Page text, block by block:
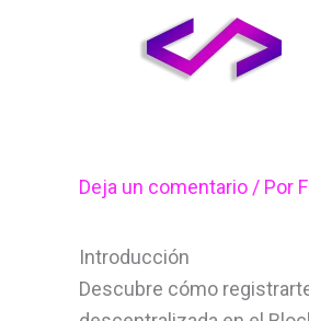
Deja un comentario / Por
Introducción
Descubre cómo